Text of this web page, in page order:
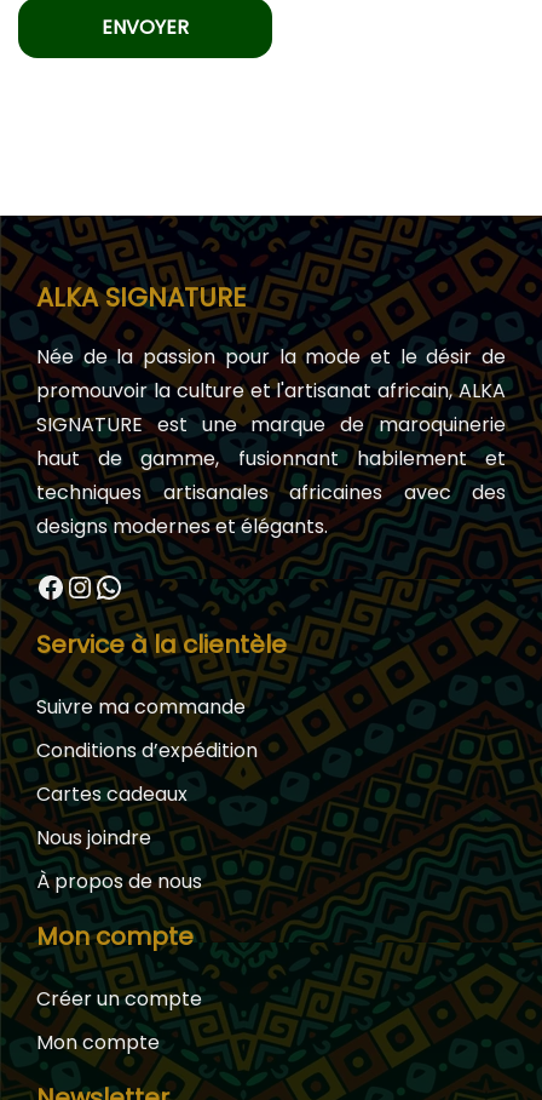
ALKA SIGNATURE
Née de la passion pour la mode et le désir de
promouvoir la culture et l'artisanat africain, ALKA
SIGNATURE est une marque de maroquinerie
haut de gamme, fusionnant habilement et
techniques artisanales africaines avec des
designs modernes et élégants.
Facebook InstagramWhatsApp
Service à la clientèle
Suivre ma commande
Conditions d’expédition
Cartes cadeaux
Nous joindre
À propos de nous
Mon compte
Créer un compte
Mon compte